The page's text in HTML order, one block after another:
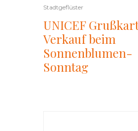
Stadtgeflüster
UNICEF
Verkauf beim
Sonnenblumen-
Sonntag